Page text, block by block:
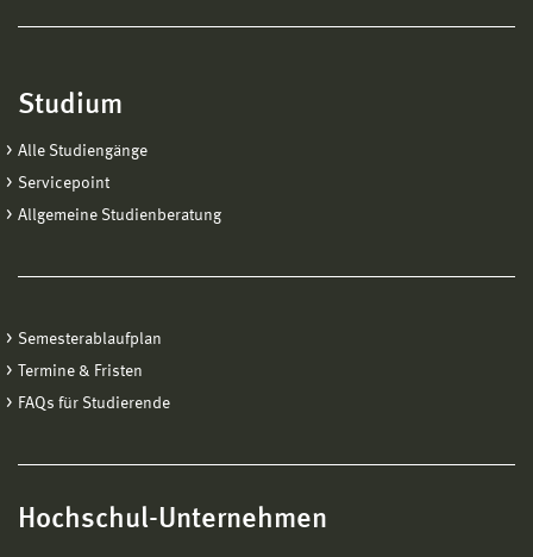
Studium
Alle Studiengänge
Servicepoint
Allgemeine Studienberatung
Semesterablaufplan
Termine & Fristen
FAQs für Studierende
Hochschul-Unternehmen